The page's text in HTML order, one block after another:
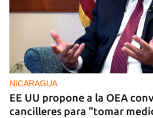
NICARAGUA
EE UU propone a la OEA
cancilleres para "tomar